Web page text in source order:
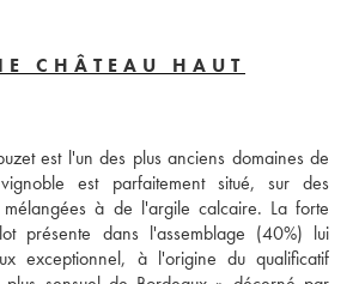
CHÂTEAU HAUT
est l'un des plus anciens domaines de
est parfaitement situé, sur des
à de l'argile calcaire. La forte
présente dans l'assemblage (40%) lui
exceptionnel, à l'origine du qualificatif